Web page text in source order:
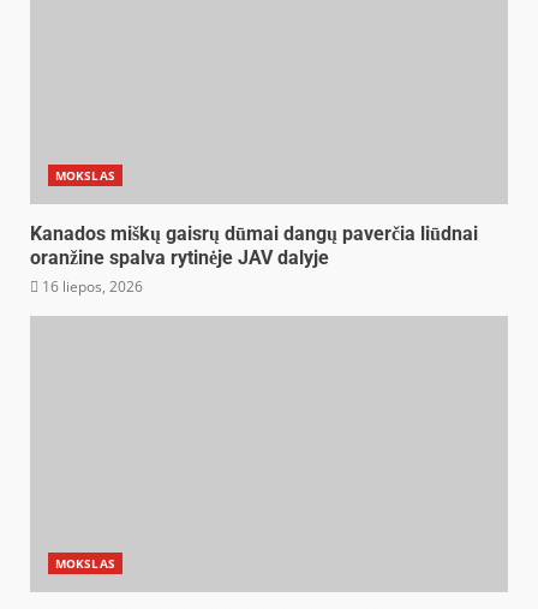
MOKSLAS
Kanados miškų gaisrų dūmai dangų paverčia liūdnai
oranžine spalva rytinėje JAV dalyje
16 liepos, 2026
MOKSLAS